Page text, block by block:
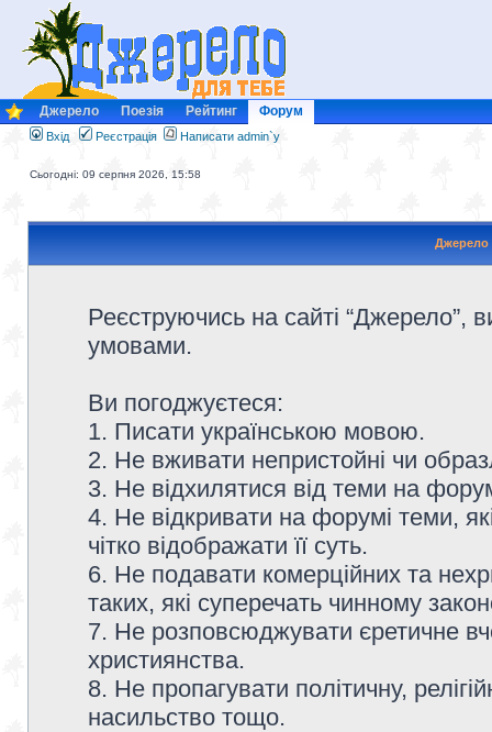
Джерело Поезія Рейтинг Форум
Вхід Реєстрація Написати admin`у
Сьогодні: 09 серпня 2026, 15:58
Джерело
Реєструючись на сайті “Джерело”,
умовами.
Ви погоджуєтеся:
1. Писати українською мовою.
2. Не вживати непристойні чи
3. Не відхилятися від теми на
4. Не відкривати на форумі теми,
чітко відображати її суть.
6. Не подавати комерційних та
таких, які суперечать чинному
7. Не розповсюджувати єретичне
християнства.
8. Не пропагувати політичну,
насильство тощо.